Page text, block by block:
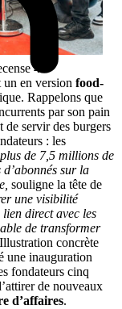
44
un en version food-
Rappelons que
par son pain
de servir des burgers
: les
de 7,5 millions de
sur la
souligne la tête de
une visibilité
direct avec les
de transformer
Illustration concrète
une inauguration
fondateurs cinq
de nouveaux
d’affaires.